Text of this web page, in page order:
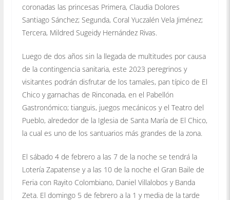
coronadas las princesas Primera, Claudia Dolores
Santiago Sánchez; Segunda, Coral Yuczalén Vela Jiménez;
Tercera, Mildred Sugeidy Hernández Rivas.
Luego de dos años sin la llegada de multitudes por causa
de la contingencia sanitaria, este 2023 peregrinos y
visitantes podrán disfrutar de los tamales, pan típico de El
Chico y garnachas de Rinconada, en el Pabellón
Gastronómico; tianguis, juegos mecánicos y el Teatro del
Pueblo, alrededor de la Iglesia de Santa María de El Chico,
la cual es uno de los santuarios más grandes de la zona.
El sábado 4 de febrero a las 7 de la noche se tendrá la
Lotería Zapatense y a las 10 de la noche el Gran Baile de
Feria con Rayito Colombiano, Daniel Villalobos y Banda
Zeta. El domingo 5 de febrero a la 1 y media de la tarde